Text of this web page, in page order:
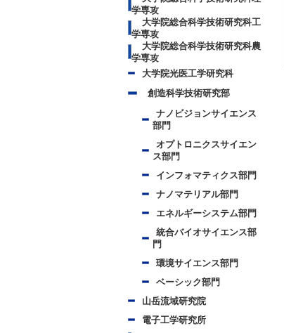
学専攻
大学院総合科学技術研究科工
学専攻
大学院総合科学技術研究科農
学専攻
大学院光医工学研究科
創造科学技術研究部
ナノビジョンサイエンス
部門
オプトロニクスサイエン
ス部門
インフォマティクス部門
ナノマテリアル部門
エネルギーシステム部門
統合バイオサイエンス部
門
環境サイエンス部門
ベーシック部門
山岳流域研究院
電子工学研究所